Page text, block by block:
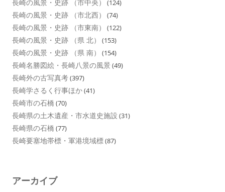
長崎の風景・史跡 （市中央） (124)
長崎の風景・史跡 （市北西） (74)
長崎の風景・史跡 （市東南） (122)
長崎の風景・史跡 （県 北） (153)
長崎の風景・史跡 （県 南） (154)
長崎名勝図絵・長崎八景の風景 (49)
長崎外の古写真考(397)
長崎学さるく行事ほか(41)
長崎市の石橋 (70)
長崎県の土木遺産・市水道史施設 (31)
長崎県の石橋 (77)
長崎要塞地帯標・軍港境域標(87)
アーカイブ